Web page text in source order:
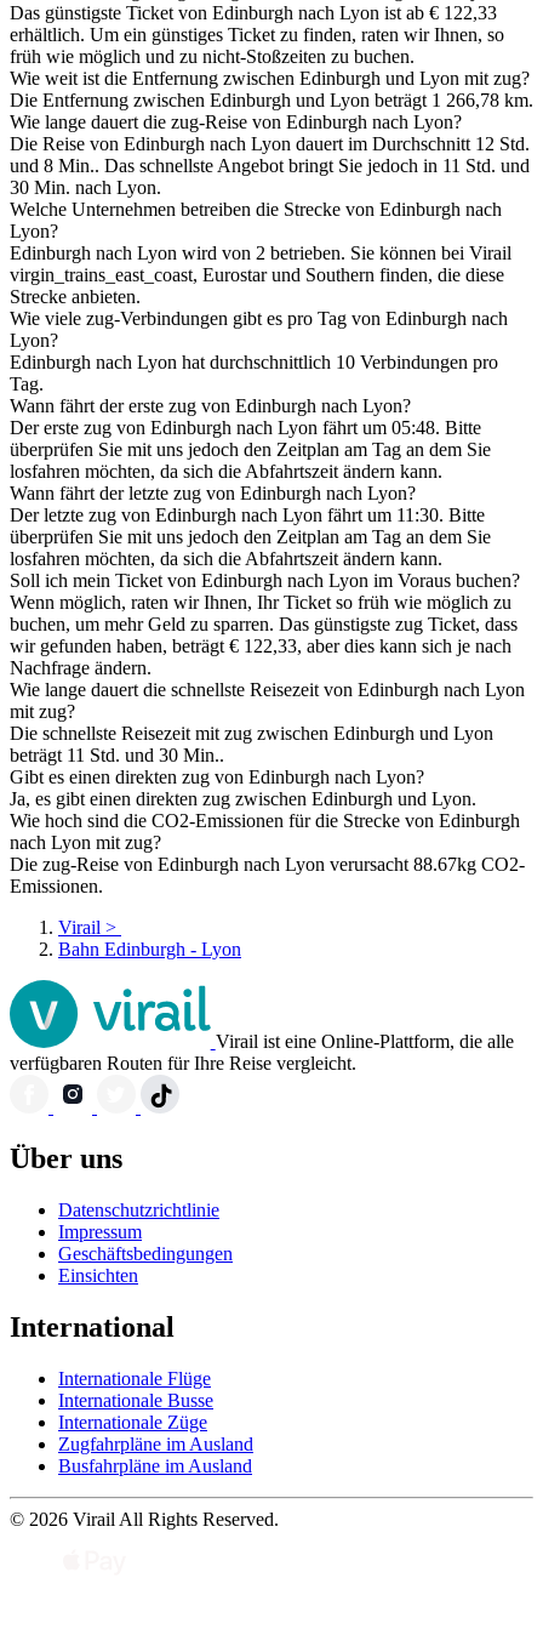
Das günstigste Ticket von Edinburgh nach Lyon ist ab € 122,33
erhältlich. Um ein günstiges Ticket zu finden, raten wir Ihnen, so
früh wie möglich und zu nicht-Stoßzeiten zu buchen.
Wie weit ist die Entfernung zwischen Edinburgh und Lyon mit zug?
Die Entfernung zwischen Edinburgh und Lyon beträgt 1 266,78 km.
Wie lange dauert die zug-Reise von Edinburgh nach Lyon?
Die Reise von Edinburgh nach Lyon dauert im Durchschnitt 12 Std.
und 8 Min.. Das schnellste Angebot bringt Sie jedoch in 11 Std. und
30 Min. nach Lyon.
Welche Unternehmen betreiben die Strecke von Edinburgh nach
Lyon?
Edinburgh nach Lyon wird von 2 betrieben. Sie können bei Virail
virgin_trains_east_coast, Eurostar und Southern finden, die diese
Strecke anbieten.
Wie viele zug-Verbindungen gibt es pro Tag von Edinburgh nach
Lyon?
Edinburgh nach Lyon hat durchschnittlich 10 Verbindungen pro
Tag.
Wann fährt der erste zug von Edinburgh nach Lyon?
Der erste zug von Edinburgh nach Lyon fährt um 05:48. Bitte
überprüfen Sie mit uns jedoch den Zeitplan am Tag an dem Sie
losfahren möchten, da sich die Abfahrtszeit ändern kann.
Wann fährt der letzte zug von Edinburgh nach Lyon?
Der letzte zug von Edinburgh nach Lyon fährt um 11:30. Bitte
überprüfen Sie mit uns jedoch den Zeitplan am Tag an dem Sie
losfahren möchten, da sich die Abfahrtszeit ändern kann.
Soll ich mein Ticket von Edinburgh nach Lyon im Voraus buchen?
Wenn möglich, raten wir Ihnen, Ihr Ticket so früh wie möglich zu
buchen, um mehr Geld zu sparren. Das günstigste zug Ticket, dass
wir gefunden haben, beträgt € 122,33, aber dies kann sich je nach
Nachfrage ändern.
Wie lange dauert die schnellste Reisezeit von Edinburgh nach Lyon
mit zug?
Die schnellste Reisezeit mit zug zwischen Edinburgh und Lyon
beträgt 11 Std. und 30 Min..
Gibt es einen direkten zug von Edinburgh nach Lyon?
Ja, es gibt einen direkten zug zwischen Edinburgh und Lyon.
Wie hoch sind die CO2-Emissionen für die Strecke von Edinburgh
nach Lyon mit zug?
Die zug-Reise von Edinburgh nach Lyon verursacht 88.67kg CO2-
Emissionen.
Virail >
Bahn Edinburgh - Lyon
Virail ist eine Online-Plattform, die alle
verfügbaren Routen für Ihre Reise vergleicht.
Über uns
Datenschutzrichtlinie
Impressum
Geschäftsbedingungen
Einsichten
International
Internationale Flüge
Internationale Busse
Internationale Züge
Zugfahrpläne im Ausland
Busfahrpläne im Ausland
© 2026 Virail All Rights Reserved.